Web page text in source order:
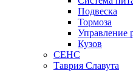
Подвеска
Тормоза
Управление
Кузов
СЕНС
Таврия Славута